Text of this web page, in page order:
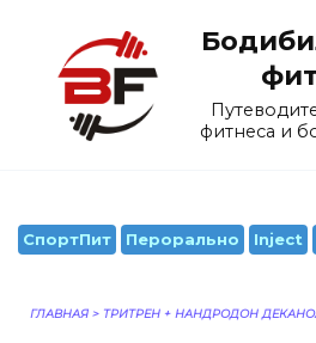
содержанию
фитнеса и
СпортПит Перорально Inject
ГЛАВНАЯ > ТРИТРЕН + НАНДРОДОН